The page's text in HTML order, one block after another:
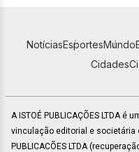
NotíciasEsportesMundo
Cidades
A ISTOÉ PUBLICAÇÕES LTDA
vinculação editorial e societária
PUBLICACÕES LTDA